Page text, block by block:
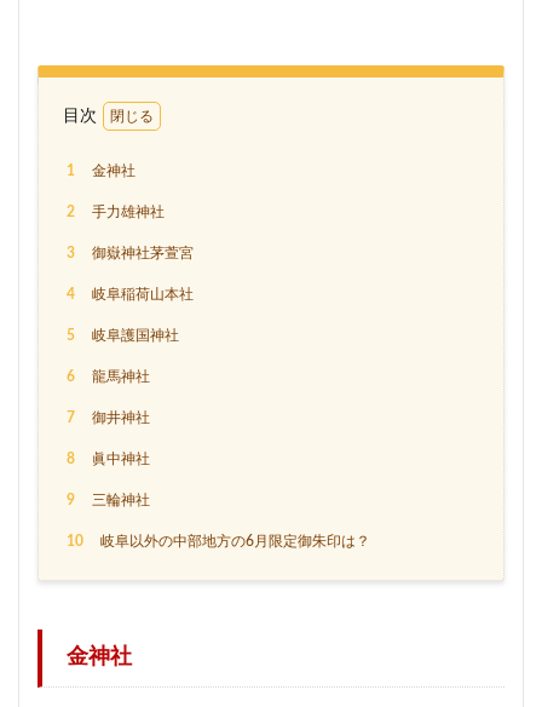
目次
1 金神社
2 手力雄神社
3 御嶽神社茅萱宮
4 岐阜稲荷山本社
5 岐阜護国神社
6 龍馬神社
7 御井神社
8 眞中神社
9 三輪神社
10 岐阜以外の中部地方の6月限定御朱印は？
金神社